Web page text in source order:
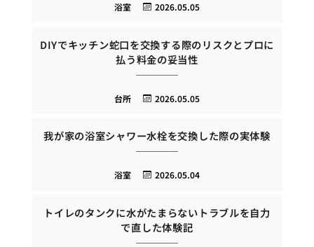
2026.05.05
浴室
DIYでキッチン蛇口を交換する際のリスクとプロに
払う料金の妥当性
2026.05.05
台所
我が家の浴室シャワー水栓を交換した際の実体験
2026.05.04
浴室
トイレのタンクに水がたまらないトラブルを自力
で直した体験記